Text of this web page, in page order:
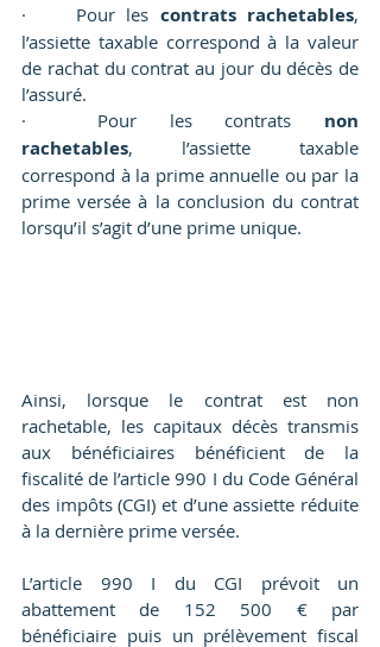
·	Pour les contrats rachetables,
l’assiette taxable correspond à la valeur
de rachat du contrat au jour du décès de
l’assuré.
·	Pour les contrats non
rachetables, l’assiette taxable
correspond à la prime annuelle ou par la
prime versée à la conclusion du contrat
lorsqu’il s’agit d’une prime unique.
Ainsi, lorsque le contrat est non
rachetable, les capitaux décès transmis
aux bénéficiaires bénéficient de la
fiscalité de l’article 990 I du Code Général
des impôts (CGI) et d’une assiette réduite
à la dernière prime versée.
L’article 990 I du CGI prévoit un
abattement de 152 500 € par
bénéficiaire puis un prélèvement fiscal